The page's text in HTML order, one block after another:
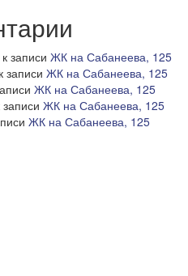
к записи ЖК на Сабанеева, 125
к записи ЖК на Сабанеева, 125
ЖК на Сабанеева, 125
записи ЖК на Сабанеева, 125
ЖК на Сабанеева, 125